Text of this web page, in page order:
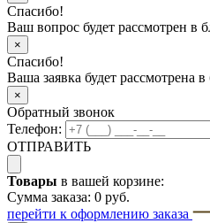
Спасибо!
Ваш вопрос будет рассмотрен в
×
Спасибо!
Ваша заявка будет рассмотрена
×
Обратный звонок
Телефон:
ОТПРАВИТЬ
Товары в вашей корзине:
Сумма заказа: 0 руб.
перейти к оформлению заказа